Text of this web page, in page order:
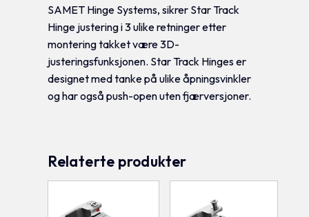
SAMET Hinge Systems, sikrer Star Track
Hinge justering i 3 ulike retninger etter
montering takket være 3D-
justeringsfunksjonen. Star Track Hinges er
designet med tanke på ulike åpningsvinkler
og har også push-open uten fjærversjoner.
Relaterte produkter